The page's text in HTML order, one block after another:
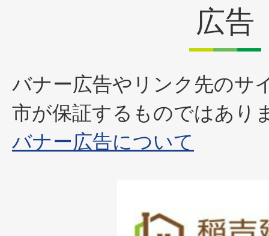
広告
バナー広告やリンク先のサ
市が保証するものではあり
バナー広告について
枚